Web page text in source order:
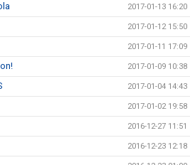
2017-01-13 16:20
2017-01-12 15:50
2017-01-11 17:09
2017-01-09 10:38
2017-01-04 14:43
2017-01-02 19:58
2016-12-27 11:51
2016-12-23 12:18